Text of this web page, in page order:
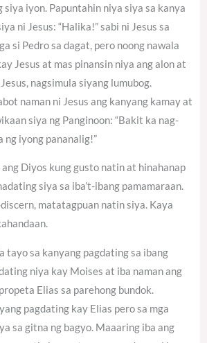
siya iyon. Papuntahin niya siya sa kanya
ni Jesus: “Halika!” sabi ni Jesus sa
si Pedro sa dagat, pero noong nawala
Jesus at mas pinansin niya ang alon at
nagsimula siyang lumubog.
naman ni Jesus ang kanyang kamay at
siya ng Panginoon: “Bakit ka nag-
ng iyong pananalig!”
Diyos kung gusto natin at hinahanap
siya sa iba’t-ibang pamamaraan.
matatagpuan natin siya. Kaya
tayo sa kanyang pagdating sa ibang
niya kay Moises at iba naman ang
Elias sa parehong bundok.
pagdating kay Elias pero sa mga
sa gitna ng bagyo. Maaaring iba ang